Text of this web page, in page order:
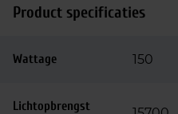
Product specificaties
Wattage 150
Lichtopbrengst